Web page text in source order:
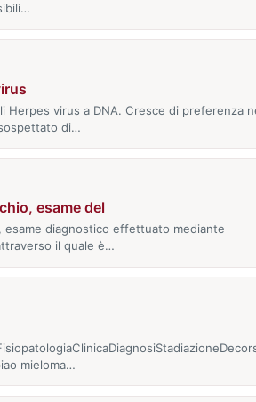
Herpes virus a DNA. Cresce di preferenza
di…
esame del
esame diagnostico effettuato mediante
il quale è…
mieloma…